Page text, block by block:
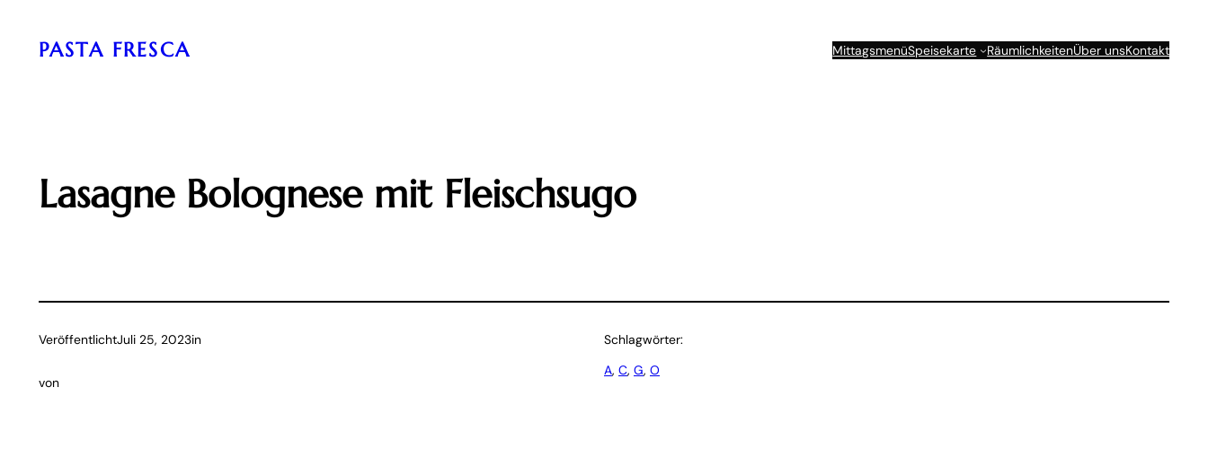
InhaltPASTA FRESCA MittagsmenüSpeisekarte RäumlichkeitenÜber unsKontakt
Lasagne Bolognese mit Fleischsugo
VeröffentlichtJuli 25, 2023in
von
Schlagwörter:
A, C, G, O